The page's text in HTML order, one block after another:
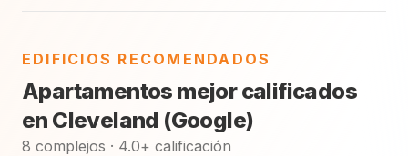
EDIFICIOS RECOMENDADOS
Apartamentos mejor calificados
en Cleveland (Google)
8 complejos · 4.0+ calificación